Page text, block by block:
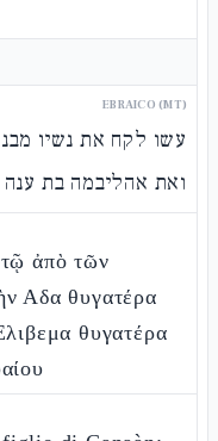
EBRAICO (MT)
עשו לקח את נשיו
ואת אהליבמה בת ענה
ἀπὸ τῶν
Αδα θυγατέρα
θυγατέρα